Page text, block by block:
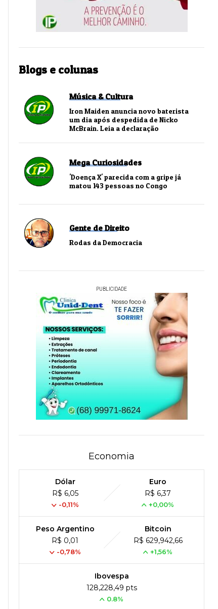
Blogs e colunas
Música & Cultura
Iron Maiden anuncia novo baterista
um dia após despedida de Nicko
McBrain. Leia a declaração
Mega Curiosidades
'Doença X' parecida com a gripe já
matou 143 pessoas no Congo
Gente de Direito
Rodas da Democracia
PUBLICIDADE
Economia
Dólar
R$ 6,05
-0,11%
Euro
R$ 6,37
+0,00%
Peso Argentino
R$ 0,01
-0,78%
Bitcoin
R$ 629,942,66
+1,56%
Ibovespa
128,228,49 pts
0.8%